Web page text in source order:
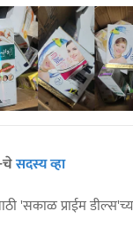
सदस्य व्हा
'सकाळ प्राईम